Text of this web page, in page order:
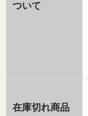
ついて
在庫切れ商品